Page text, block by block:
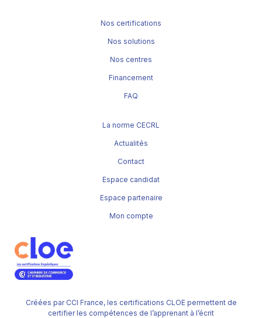
Créées par CCI France, les certifications CLOE permettent de
certifier les compétences de l’apprenant à l’écrit
Nos certifications
Nos solutions
Nos centres
Financement
FAQ
La norme CECRL
Actualités
Contact
Espace candidat
Espace partenaire
Mon compte